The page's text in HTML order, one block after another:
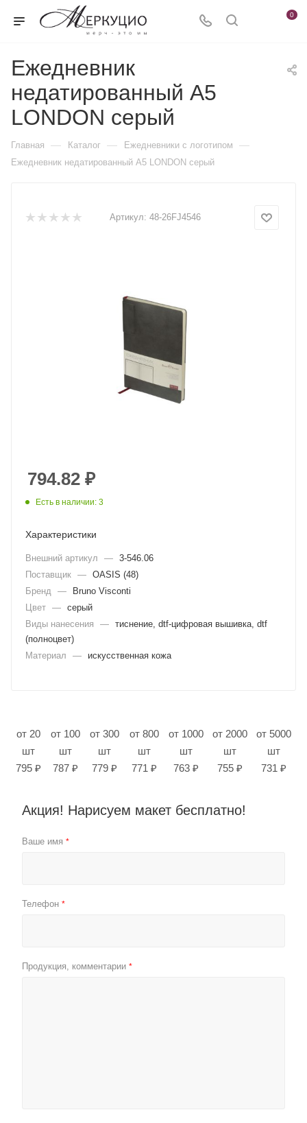
0
Ежедневник
недатированный А5
LONDON серый
Главная — Каталог — Ежедневники c логотипом —
Ежедневник недатированный А5 LONDON серый
Артикул: 48-26FJ4546
794.82 ₽
Есть в наличии: 3
Характеристики
Внешний артикул — 3-546.06
Поставщик — OASIS (48)
Бренд
—
Bruno Visconti
Цвет — серый
Виды нанесения
— тиснение, dtf-цифровая вышивка, dtf
(полноцвет)
Материал
— искусственная кожа
от 20
шт
795 ₽
от 100
шт
787 ₽
от 300
шт
779 ₽
от 800
шт
771 ₽
от 1000
шт
763 ₽
от 2000
шт
755 ₽
от 5000
шт
731 ₽
Акция! Нарисуем макет бесплатно!
Ваше имя *
Телефон *
Продукция, комментарии *